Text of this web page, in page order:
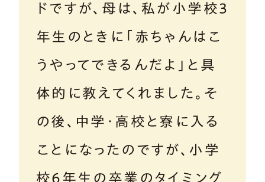
ドですが、母は、私が小学校3
年生のときに「赤ちゃんはこ
うやってできるんだよ」と具
体的に教えてくれました。そ
の後、中学・高校と寮に入る
ことになったのですが、小学
校6年生の卒業のタイミング